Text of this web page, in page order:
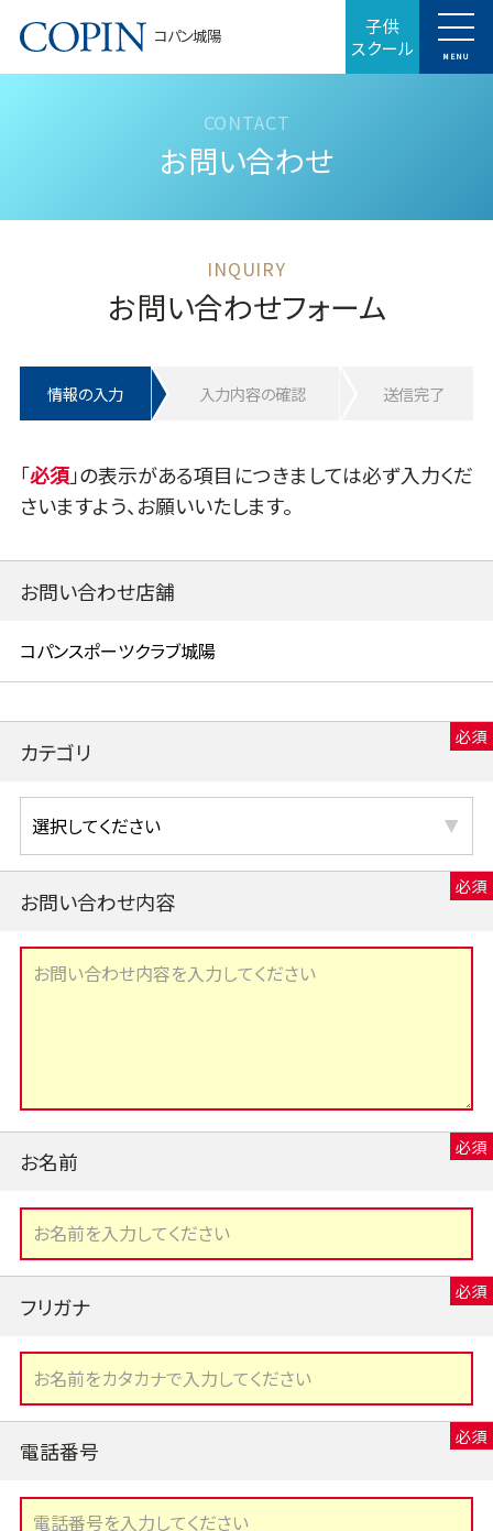
コパン城陽 子供
スクール MENU
お問い合わせ
お問い合わせフォーム
情報の入力 入力内容の確認 送信完了
「
」の表示がある項目につきましては必ず入力くだ
さいますよう、お願いいたします。
お問い合わせ店舗
カテゴリ
お問い合わせ内容
お名前
フリガナ
電話番号